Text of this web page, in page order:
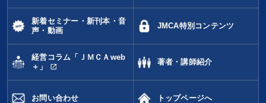
新着セミナー・新刊本・音
声・動画
JMCA特別コンテンツ
経営コラム「ＪＭＣＡweb
＋」
open_in_new
著者・講師紹介
お問い合わせ トップページへ